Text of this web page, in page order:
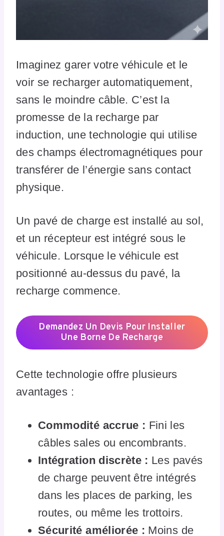
Imaginez garer votre véhicule et le
voir se recharger automatiquement,
sans le moindre câble. C’est la
promesse de la recharge par
induction, une technologie qui utilise
des champs électromagnétiques pour
transférer de l’énergie sans contact
physique.
Un pavé de charge est installé au sol,
et un récepteur est intégré sous le
véhicule. Lorsque le véhicule est
positionné au-dessus du pavé, la
recharge commence.
Demandez Un Devis Pour Installer
Une Borne De Recharge
Cette technologie offre plusieurs
avantages :
Commodité accrue : Fini les
câbles sales ou encombrants.
Intégration discrète : Les pavés
de charge peuvent être intégrés
dans les places de parking, les
routes, ou même les trottoirs.
Sécurité améliorée : Moins de